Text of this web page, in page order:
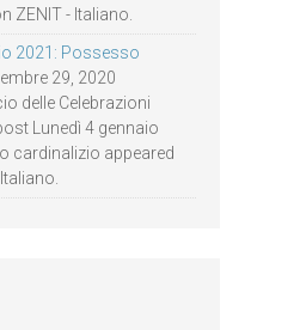
ZENIT - Italiano.
2021: Possesso
29, 2020
delle Celebrazioni
Lunedì 4 gennaio
cardinalizio appeared